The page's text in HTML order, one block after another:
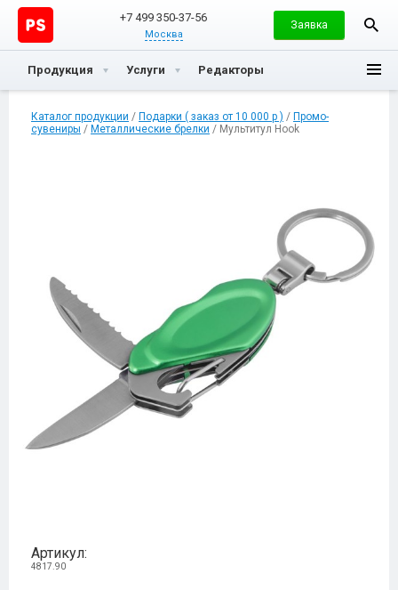
+7 499 350-37-56
Москва
Заявка
Продукция Услуги Редакторы
Каталог продукции / Подарки ( заказ от 10 000 р ) / Промо-
сувениры / Металлические брелки / Мультитул Hook
Артикул:
4817.90